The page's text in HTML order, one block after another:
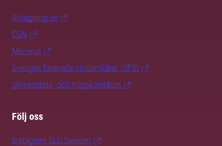
Antagning.se
CSN
Mecenat
Sveriges förenade studentkårer (SFS)
Universitets- och högskolerådet
Följ oss
Instagram SLU.Sweden